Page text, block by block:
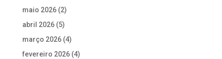
maio 2026(2)
abril 2026(5)
março 2026(4)
fevereiro 2026(4)